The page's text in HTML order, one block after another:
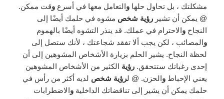
مشكلتك ، بل تحاول حلهاوالتعامل معها في أسرعوقت ممكن.
@ يمكن أن تشيررؤية شخص مشوه في حلمك أيضًا إلى
النجاحوالاحترام في عملك. قد ينذر التشوه أيضًا بالهموم
والمصائب ، لكن يجب ألا تفقد شجاعتك ، لأنك ستصل إلى
لحظة النجاح. يشير الحلم بزيارة الأشخاص المشوهين إلى أن
إحدى رغباتك ستتحقق.رؤية الكثير من الأشخاص المشوهين
يعني الإحباطوالحزن. @ لرؤية شخص لديه أكثر من رأس في
حلمك يمكن أن يشير إلى تناقضاتك الداخليةوالاضطرابات